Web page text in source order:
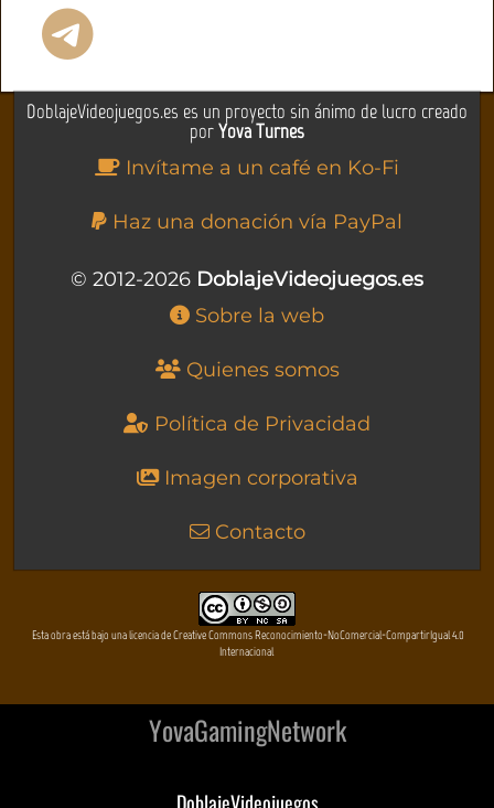
DoblajeVideojuegos.es es un proyecto sin ánimo de lucro creado
porYova Turnes
Invítame a un café en Ko-Fi
Haz una donación vía PayPal
© 2012-2026 DoblajeVideojuegos.es
Sobre la web
Quienes somos
Política de Privacidad
Imagen corporativa
Contacto
Esta obra está bajo una licencia de Creative Commons Reconocimiento-NoComercial-CompartirIgual 4.0
Internacional
YovaGamingNetwork